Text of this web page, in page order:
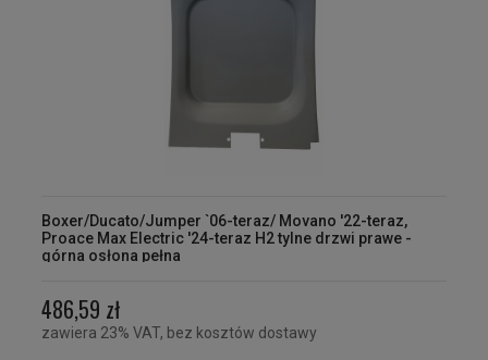
Boxer/Ducato/Jumper `06-teraz/ Movano '22-teraz,
Proace Max Electric '24-teraz H2 tylne drzwi prawe -
górna osłona pełna
486,59 zł
zawiera 23% VAT, bez kosztów dostawy